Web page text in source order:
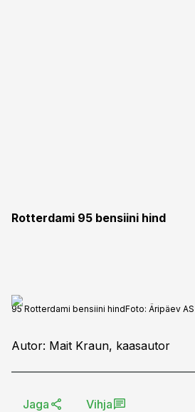
Rotterdami 95 bensiini hind
95 Rotterdami bensiini hindFoto: Äripäev AS
Autor: Mait Kraun, kaasautor
Jaga Vihja